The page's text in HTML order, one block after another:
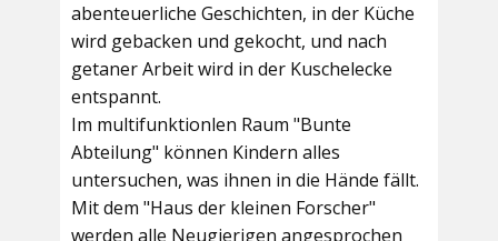
abenteuerliche Geschichten, in der Küche
wird gebacken und gekocht, und nach
getaner Arbeit wird in der Kuschelecke
entspannt.
Im multifunktionlen Raum "Bunte
Abteilung" können Kindern alles
untersuchen, was ihnen in die Hände fällt.
Mit dem "Haus der kleinen Forscher"
werden alle Neugierigen angesprochen